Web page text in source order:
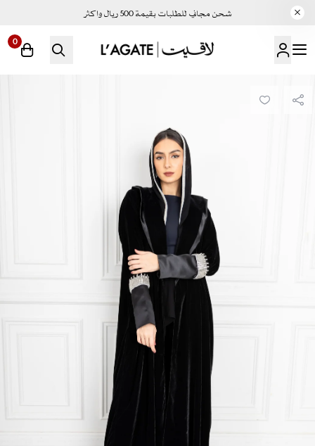
شحن مجاني للطلبات بقيمة 500 ريال واكثر
لاقيت | LAGATE
0